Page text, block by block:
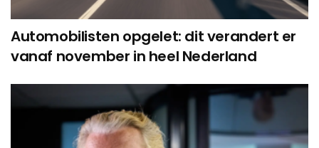
Automobilisten opgelet: dit verandert er
vanaf november in heel Nederland